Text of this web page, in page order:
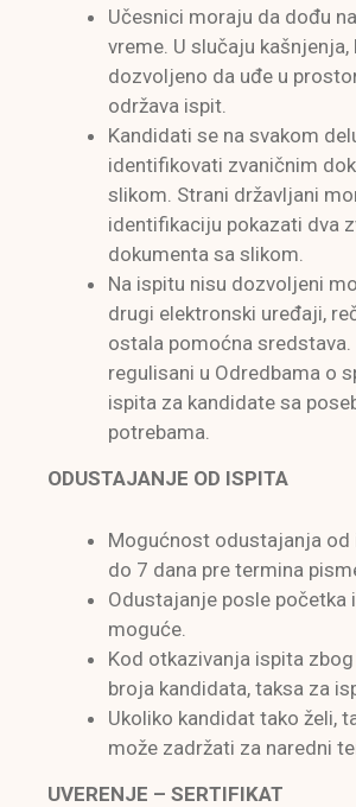
Učesnici moraju da dođu
vreme. U slučaju
dozvoljeno da uđe u
održava ispit.
Kandidati se na svakom
identifikovati zvaničnim
slikom. Strani državljani
identifikaciju pokazati dva
dokumenta sa slikom.
Na ispitu nisu dozvoljeni
drugi elektronski uređaji,
ostala pomoćna sredstava.
regulisani u Odredbama o
ispita za kandidate sa
potrebama.
ODUSTAJANJE OD ISPITA
Mogućnost odustajanja
do 7 dana pre termina
Odustajanje posle početka
moguće.
Kod otkazivanja ispita
broja kandidata, taksa za
Ukoliko kandidat tako želi,
može zadržati za naredni
UVERENJE – SERTIFIKAT